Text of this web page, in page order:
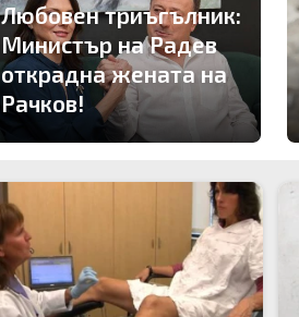
Любовен триъгълник:
Министър на Радев
открадна жената на
Рачков!